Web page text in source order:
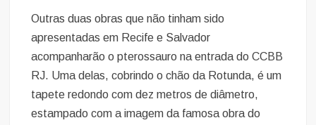
Outras duas obras que não tinham sido
apresentadas em Recife e Salvador
acompanharão o pterossauro na entrada do CCBB
RJ. Uma delas, cobrindo o chão da Rotunda, é um
tapete redondo com dez metros de diâmetro,
estampado com a imagem da famosa obra do